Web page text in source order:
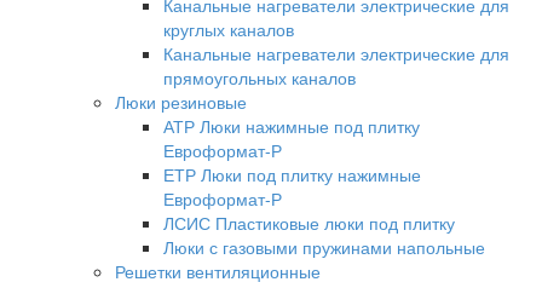
круглых каналов
Канальные нагреватели электрические для
прямоугольных каналов
Люки резиновые
АТР Люки нажимные под плитку
Евроформат-Р
ЕТР Люки под плитку нажимные
Евроформат-Р
ЛСИС Пластиковые люки под плитку
Люки с газовыми пружинами напольные
Решетки вентиляционные